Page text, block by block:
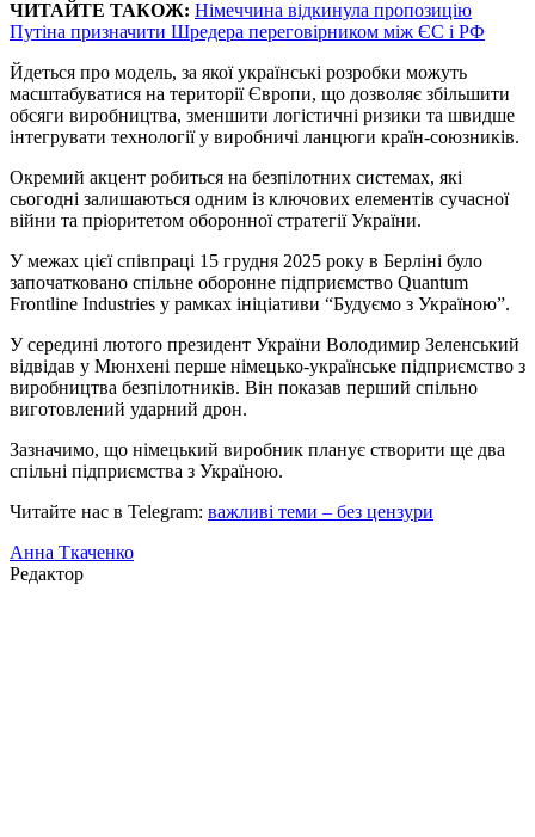
ЧИТАЙТЕ ТАКОЖ: Німеччина відкинула пропозицію
Путіна призначити Шредера переговірником між ЄС і РФ
Йдеться про модель, за якої українські розробки можуть
масштабуватися на території Європи, що дозволяє збільшити
обсяги виробництва, зменшити логістичні ризики та швидше
інтегрувати технології у виробничі ланцюги країн-союзників.
Окремий акцент робиться на безпілотних системах, які
сьогодні залишаються одним із ключових елементів сучасної
війни та пріоритетом оборонної стратегії України.
У межах цієї співпраці 15 грудня 2025 року в Берліні було
започатковано спільне оборонне підприємство Quantum
Frontline Industries у рамках ініціативи “Будуємо з Україною”.
У середині лютого президент України Володимир Зеленський
відвідав у Мюнхені перше німецько-українське підприємство з
виробництва безпілотників. Він показав перший спільно
виготовлений ударний дрон.
Зазначимо, що німецький виробник планує створити ще два
спільні підприємства з Україною.
Читайте нас в Telegram: важливі теми – без цензури
Анна Ткаченко
Редактор